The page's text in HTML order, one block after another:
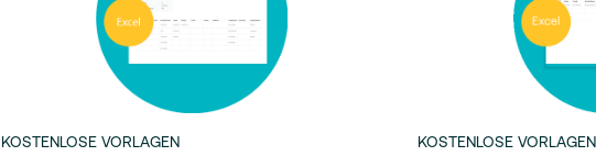
KOSTENLOSE VORLAGEN KOSTENLOSE VORLAGEN